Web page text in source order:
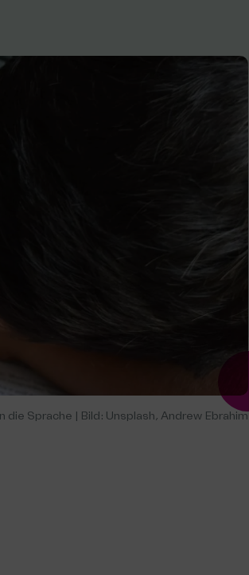
die Sprache | Bild: Unsplash, Andrew Ebrahim